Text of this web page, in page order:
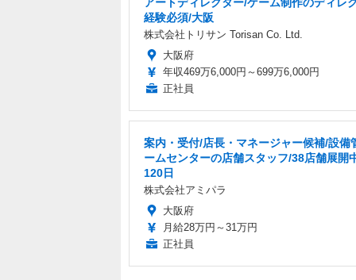
経験必須/大阪
株式会社トリサン Torisan Co. Ltd.
大阪府
年収469万6,000円～699万6,000円
正社員
案内・受付/店長・マネージャー候補/設備
ームセンターの店舗スタッフ/38店舗展開
120日
株式会社アミパラ
大阪府
月給28万円～31万円
正社員